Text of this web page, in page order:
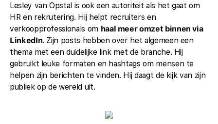
Lesley van Opstal is ook een autoriteit als het gaat om
HR en rekrutering. Hij helpt recruiters en
verkoopprofessionals om haal meer omzet binnen via
LinkedIn. Zijn posts hebben over het algemeen een
thema met een duidelijke link met de branche. Hij
gebruikt leuke formaten en hashtags om mensen te
helpen zijn berichten te vinden. Hij daagt de kijk van zijn
publiek op de wereld uit.